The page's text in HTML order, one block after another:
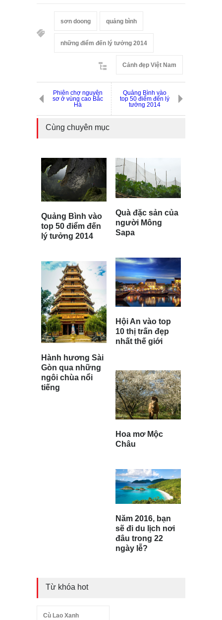
sơn doong quảng bình
những điểm đến lý tưởng 2014
Cảnh đẹp Việt Nam
Phiên chợ nguyên
sơ ở vùng cao Bắc
Hà
Quảng Bình vào
top 50 điểm đến lý
tưởng 2014
Cùng chuyên mục
Quảng Bình vào
top 50 điểm đến
lý tưởng 2014
Hành hương Sài
Gòn qua những
ngôi chùa nổi
tiếng
Quà đặc sản của
người Mông
Sapa
Hội An vào top
10 thị trấn đẹp
nhất thế giới
Hoa mơ Mộc
Châu
Năm 2016, bạn
sẽ đi du lịch nơi
đâu trong 22
ngày lễ?
Từ khóa hot
Cù Lao Xanh